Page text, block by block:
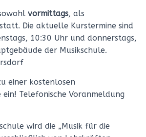
vormittags, als
statt. Die aktuelle Kurstermine sind
10:30 Uhr und donnerstags,
der Musikschule.
einer kostenlosen
ein! Telefonische Voranmeldung
wird die „Musik für die